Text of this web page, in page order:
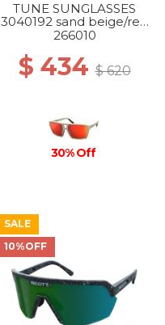
TUNE SUNGLASSES
3040192 sand beige/red
chrome
266010
$ 434$ 620
30% Off
SALE
10%OFF